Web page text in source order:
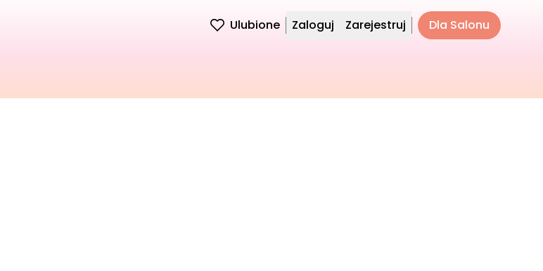
Ulubione Zaloguj Zarejestruj Dla Salonu